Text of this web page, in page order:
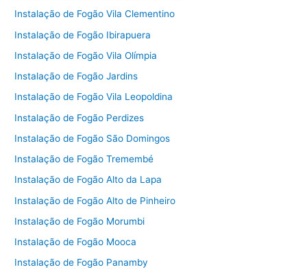
Instalação de Fogão Vila Clementino
Instalação de Fogão Ibirapuera
Instalação de Fogão Vila Olímpia
Instalação de Fogão Jardins
Instalação de Fogão Vila Leopoldina
Instalação de Fogão Perdizes
Instalação de Fogão São Domingos
Instalação de Fogão Tremembé
Instalação de Fogão Alto da Lapa
Instalação de Fogão Alto de Pinheiro
Instalação de Fogão Morumbi
Instalação de Fogão Mooca
Instalação de Fogão Panamby